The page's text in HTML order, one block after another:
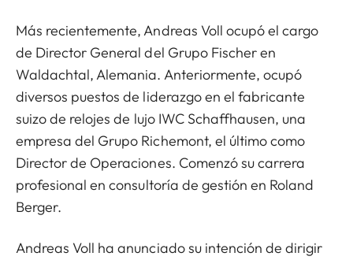
Más recientemente, Andreas Voll ocupó el cargo
de Director General del Grupo Fischer en
Waldachtal, Alemania. Anteriormente, ocupó
diversos puestos de liderazgo en el fabricante
suizo de relojes de lujo IWC Schaffhausen, una
empresa del Grupo Richemont, el último como
Director de Operaciones. Comenzó su carrera
profesional en consultoría de gestión en Roland
Berger.
Andreas Voll ha anunciado su intención de dirigir